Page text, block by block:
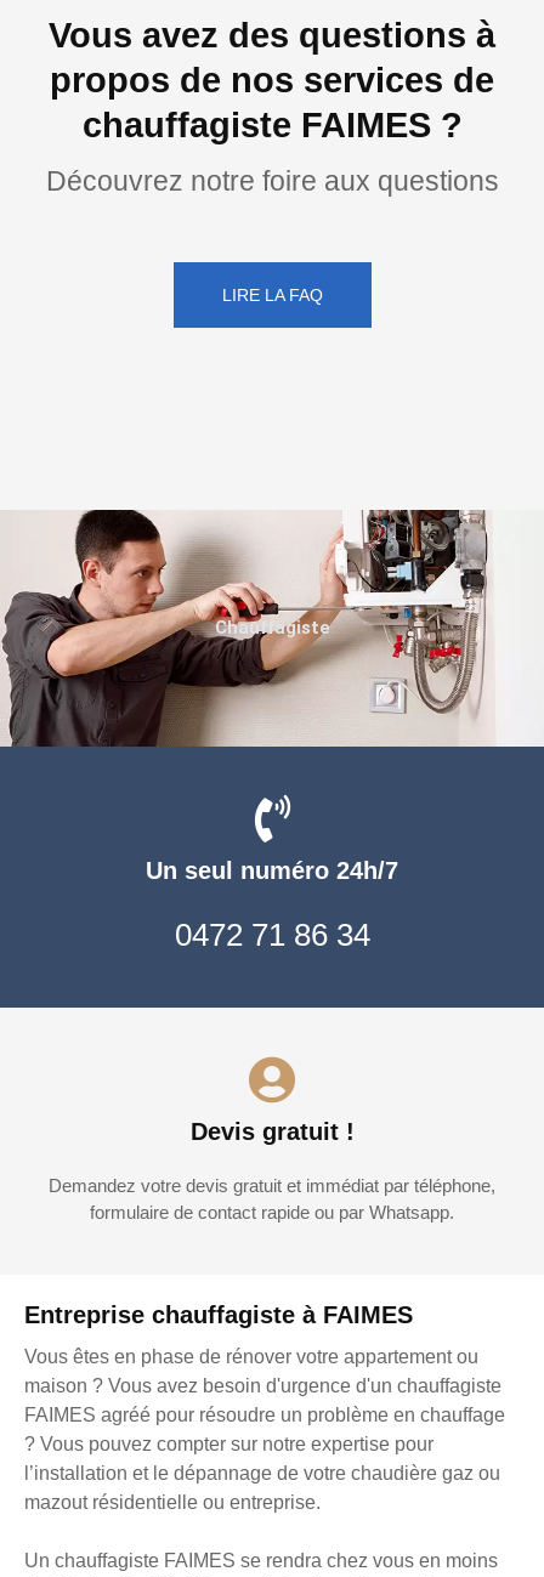
Vous avez des questions à
propos de nos services de
chauffagiste FAIMES ?
Découvrez notre foire aux questions
LIRE LA FAQ
Entreprise chauffagiste à FAIMES
Vous êtes en phase de rénover votre appartement ou
maison ? Vous avez besoin d'urgence d'un chauffagiste
FAIMES agréé pour résoudre un problème en chauffage
? Vous pouvez compter sur notre expertise pour
l’installation et le dépannage de votre chaudière gaz ou
mazout résidentielle ou entreprise.
Un chauffagiste FAIMES se rendra chez vous en moins
Un seul numéro 24h/7
0472 71 86 34
Devis gratuit !
Demandez votre devis gratuit et immédiat par téléphone,
formulaire de contact rapide ou par Whatsapp.
Chauffagiste